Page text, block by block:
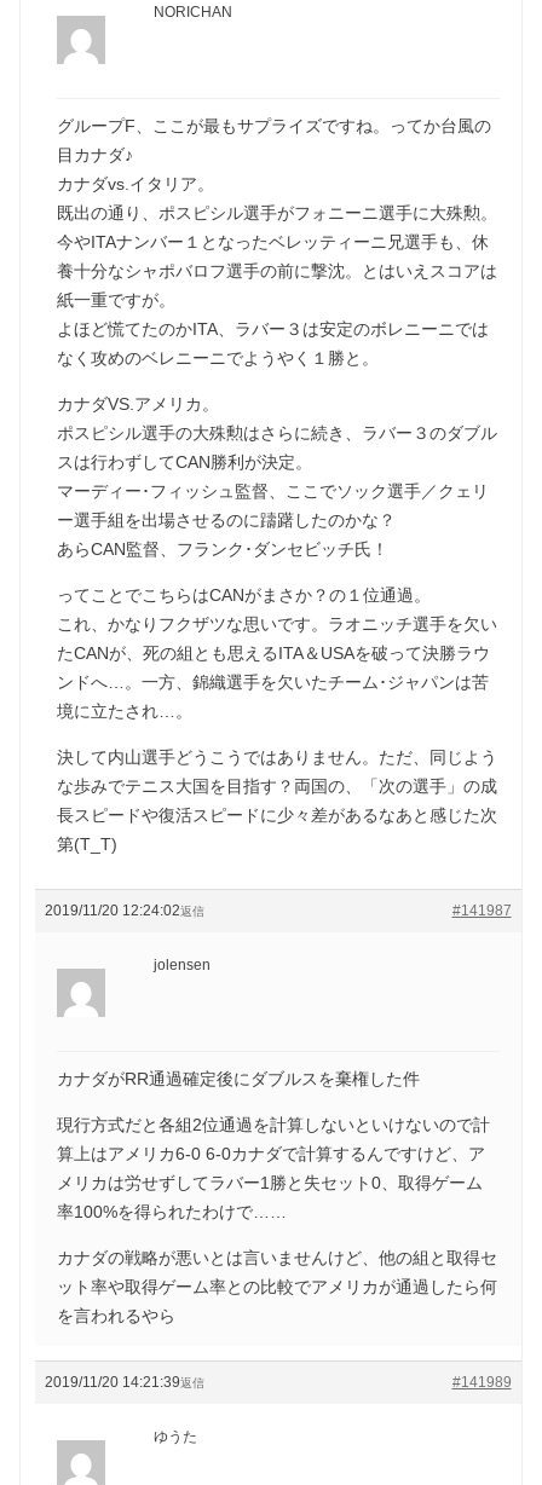
NORICHAN
グループF、ここが最もサプライズですね。ってか台風の
目カナダ♪
カナダvs.イタリア。
既出の通り、ポスピシル選手がフォニーニ選手に大殊勲。
今やITAナンバー１となったベレッティーニ兄選手も、休
養十分なシャポバロフ選手の前に撃沈。とはいえスコアは
紙一重ですが。
よほど慌てたのかITA、ラバー３は安定のボレニーニでは
なく攻めのベレニーニでようやく１勝と。
カナダVS.アメリカ。
ポスピシル選手の大殊勲はさらに続き、ラバー３のダブル
スは行わずしてCAN勝利が決定。
マーディー･フィッシュ監督、ここでソック選手／クェリ
ー選手組を出場させるのに躊躇したのかな？
あらCAN監督、フランク･ダンセビッチ氏！
ってことでこちらはCANがまさか？の１位通過。
これ、かなりフクザツな思いです。ラオニッチ選手を欠い
たCANが、死の組とも思えるITA＆USAを破って決勝ラウ
ンドへ…。一方、錦織選手を欠いたチーム･ジャパンは苦
境に立たされ…。
決して内山選手どうこうではありません。ただ、同じよう
な歩みでテニス大国を目指す？両国の、「次の選手」の成
長スピードや復活スピードに少々差があるなあと感じた次
第(T_T)
2019/11/20 12:24:02 #141987
返信
jolensen
カナダがRR通過確定後にダブルスを棄権した件
現行方式だと各組2位通過を計算しないといけないので計
算上はアメリカ6-0 6-0カナダで計算するんですけど、ア
メリカは労せずしてラバー1勝と失セット0、取得ゲーム
率100%を得られたわけで……
カナダの戦略が悪いとは言いませんけど、他の組と取得セ
ット率や取得ゲーム率との比較でアメリカが通過したら何
を言われるやら
2019/11/20 14:21:39 #141989
返信
ゆうた